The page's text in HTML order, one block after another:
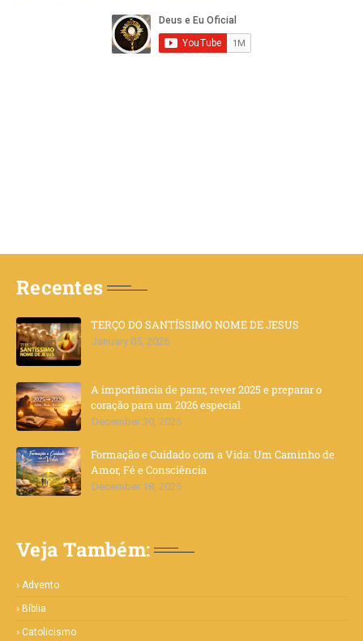
Recentes
TERÇO DO SANTÍSSIMO NOME DE JESUS
January 05, 2026
A importância de parar, rever 2025 e preparar o
coração para um 2026 especial
December 30, 2025
Formação e Cuidado com a Vida: Um Caminho de
Amor, Fé e Consciência
December 18, 2025
Veja Também:
Advento
Bíblia
Catolicismo